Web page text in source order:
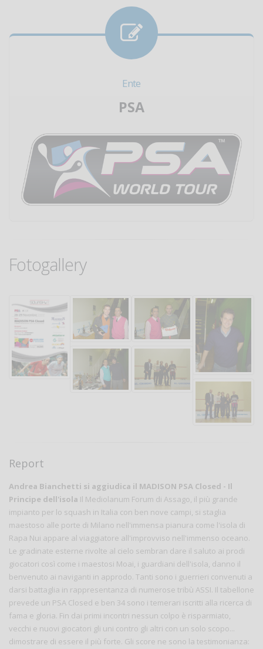
Ente
PSA
Fotogallery
Report
Andrea Bianchetti si aggiudica il MADISON PSA Closed - Il
Principe dell'isola Il Mediolanum Forum di Assago, il più grande
impianto per lo squash in Italia con ben nove campi, si staglia
maestoso alle porte di Milano nell'immensa pianura come l'isola di
Rapa Nui appare al viaggiatore all'improvviso nell'immenso oceano.
Le gradinate esterne rivolte al cielo sembran dare il saluto ai prodi
giocatori così come i maestosi Moai, i guardiani dell'isola, danno il
benvenuto ai naviganti in approdo. Tanti sono i guerrieri convenuti a
darsi battaglia in rappresentanza di numerose tribù ASSI. Il tabellone
prevede un PSA Closed e ben 34 sono i temerari iscritti alla ricerca di
fama e gloria. Fin dai primi incontri nessun colpo è risparmiato,
vecchi e nuovi giocatori gli uni contro gli altri con un solo scopo...
dimostrare di essere il più forte. Gli score ne sono la testimonianza: